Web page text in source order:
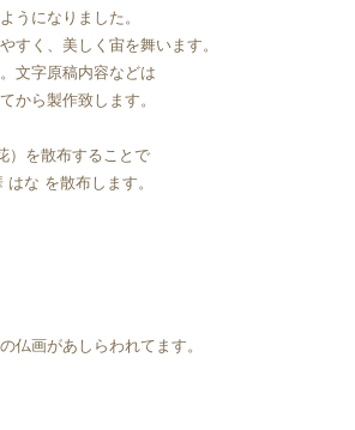
うになりました。
すく、美しく宙を舞います。
文字原稿内容などは
から製作致します。
）を散布することで
な を散布します。
仏画があしらわれてます。